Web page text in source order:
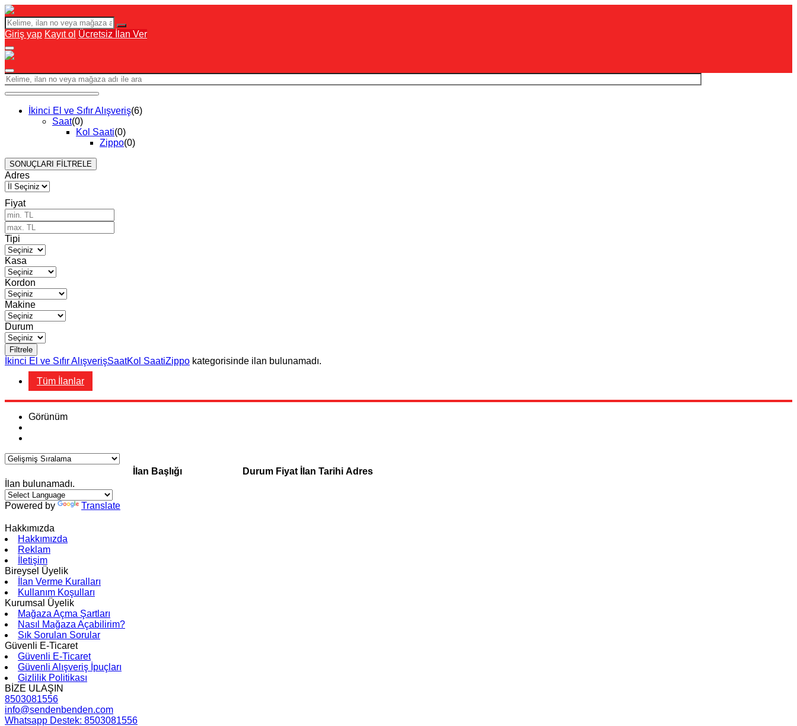
Giriş yap Kayıt ol Ücretsiz İlan Ver
İkinci El ve Sıfır Alışveriş(6)
Saat(0)
Kol Saati(0)
Zippo(0)
SONUÇLARI FİLTRELE
Adres
Fiyat
Tipi
Kasa
Kordon
Makine
Durum
Filtrele
İkinci El ve Sıfır AlışverişSaatKol SaatiZippo kategorisinde ilan bulunamadı.
Tüm İlanlar
Görünüm
İlan Başlığı Durum Fiyat İlan Tarihi Adres
İlan bulunamadı.
Powered by Translate
Hakkımızda
Hakkımızda
Reklam
İletişim
Bireysel Üyelik
İlan Verme Kuralları
Kullanım Koşulları
Kurumsal Üyelik
Mağaza Açma Şartları
Nasıl Mağaza Açabilirim?
Sık Sorulan Sorular
Güvenli E-Ticaret
Güvenli E-Ticaret
Güvenli Alışveriş İpuçları
Gizlilik Politikası
BİZE ULAŞIN
8503081556
info@sendenbenden.com
Whatsapp Destek: 8503081556